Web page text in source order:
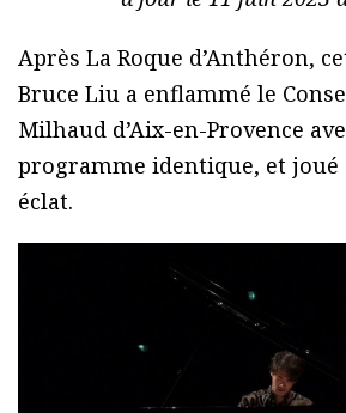
Après La Roque d’Anthéron,
Bruce Liu a enflammé le
Milhaud d’Aix-en-Provence
programme identique, et joué
éclat.